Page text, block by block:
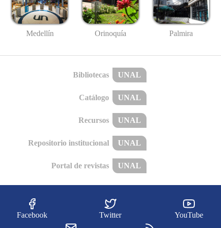
Medellín Orinoquía Palmira
Bibliotecas UNAL
Catálogo UNAL
Recursos UNAL
Repositorio institucional UNAL
Portal de revistas UNAL
Facebook Twitter YouTube